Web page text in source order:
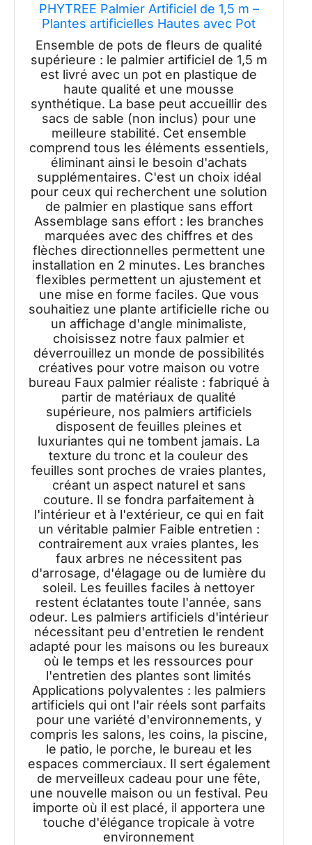
PHYTREE Palmier Artificiel de 1,5 m –
Plantes artificielles Hautes avec Pot
Blanc – Plantes artificielles Tropicales
d'intérieur en Pot – Plante synthétique
pour la Maison, Le Bureau, Le Salon
Ensemble de pots de fleurs de qualité
supérieure : le palmier artificiel de 1,5 m
est livré avec un pot en plastique de
haute qualité et une mousse
synthétique. La base peut accueillir des
sacs de sable (non inclus) pour une
meilleure stabilité. Cet ensemble
comprend tous les éléments essentiels,
éliminant ainsi le besoin d'achats
supplémentaires. C'est un choix idéal
pour ceux qui recherchent une solution
de palmier en plastique sans effort
Assemblage sans effort : les branches
marquées avec des chiffres et des
flèches directionnelles permettent une
installation en 2 minutes. Les branches
flexibles permettent un ajustement et
une mise en forme faciles. Que vous
souhaitiez une plante artificielle riche ou
un affichage d'angle minimaliste,
choisissez notre faux palmier et
déverrouillez un monde de possibilités
créatives pour votre maison ou votre
bureau Faux palmier réaliste : fabriqué à
partir de matériaux de qualité
supérieure, nos palmiers artificiels
disposent de feuilles pleines et
luxuriantes qui ne tombent jamais. La
texture du tronc et la couleur des
feuilles sont proches de vraies plantes,
créant un aspect naturel et sans
couture. Il se fondra parfaitement à
l'intérieur et à l'extérieur, ce qui en fait
un véritable palmier Faible entretien :
contrairement aux vraies plantes, les
faux arbres ne nécessitent pas
d'arrosage, d'élagage ou de lumière du
soleil. Les feuilles faciles à nettoyer
restent éclatantes toute l'année, sans
odeur. Les palmiers artificiels d'intérieur
nécessitant peu d'entretien le rendent
adapté pour les maisons ou les bureaux
où le temps et les ressources pour
l'entretien des plantes sont limités
Applications polyvalentes : les palmiers
artificiels qui ont l'air réels sont parfaits
pour une variété d'environnements, y
compris les salons, les coins, la piscine,
le patio, le porche, le bureau et les
espaces commerciaux. Il sert également
de merveilleux cadeau pour une fête,
une nouvelle maison ou un festival. Peu
importe où il est placé, il apportera une
touche d'élégance tropicale à votre
environnement